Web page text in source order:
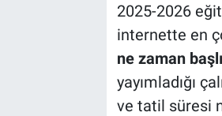
2025-2026
internette en
ne zaman
yayımladığı
ve tatil süresi